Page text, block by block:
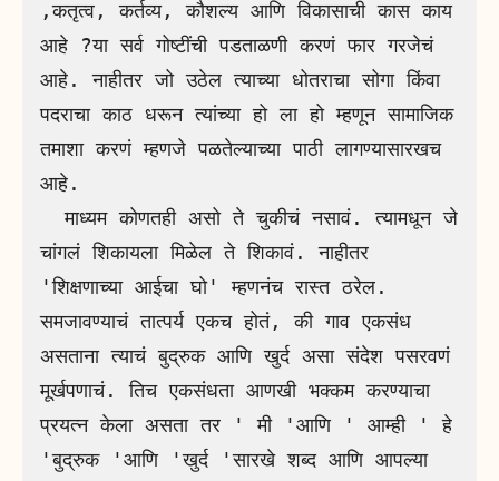
,कतृत्व, कर्तव्य, कौशल्य आणि विकासाची कास काय
आहे ?या सर्व गोष्टींची पडताळणी करणं फार गरजेचं
आहे. नाहीतर जो उठेल त्याच्या धोतराचा सोगा किंवा
पदराचा काठ धरून त्यांच्या हो ला हो म्हणून सामाजिक
तमाशा करणं म्हणजे पळतेल्याच्या पाठी लागण्यासारखच
आहे.
  माध्यम कोणतही असो ते चुकीचं नसावं. त्यामधून जे
चांगलं शिकायला मिळेल ते शिकावं. नाहीतर
'शिक्षणाच्या आईचा घो' म्हणनंच रास्त ठरेल.
समजावण्याचं तात्पर्य एकच होतं, की गाव एकसंध
असताना त्याचं बुद्रुक आणि खुर्द असा संदेश पसरवणं
मूर्खपणाचं. तिच एकसंधता आणखी भक्कम करण्याचा
प्रयत्न केला असता तर ' मी 'आणि ' आम्ही ' हे
'बुद्रुक 'आणि 'खुर्द 'सारखे शब्द आणि आपल्या